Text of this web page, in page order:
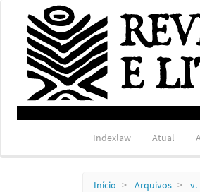
Navegação
Principal
Conteúdo
principal
Barra
Lateral
Indexlaw Atual
Início Arquivos v.